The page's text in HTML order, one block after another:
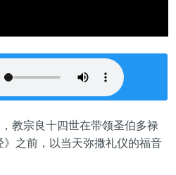
，教宗良十四世在带领圣伯多禄
之前，以当天弥撒礼仪的福音